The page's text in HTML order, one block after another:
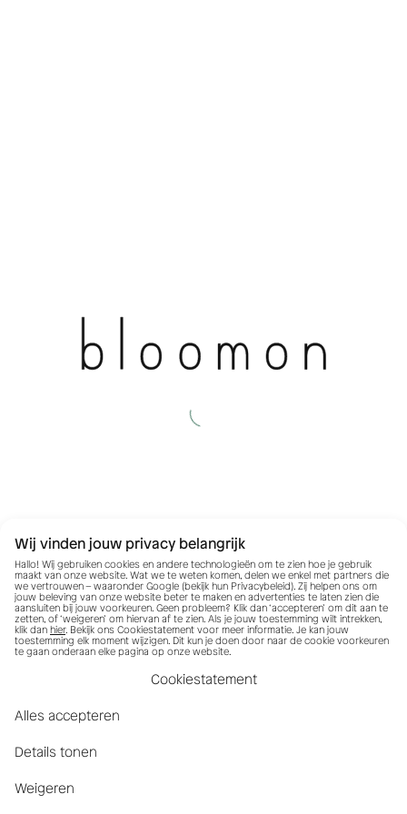
Wij vinden jouw privacy belangrijk
Hallo! Wij gebruiken cookies en andere technologieën om te zien hoe je gebruik
maakt van onze website. Wat we te weten komen, delen we enkel met partners die
we vertrouwen – waaronder Google (bekijk hun Privacybeleid). Zij helpen ons om
jouw beleving van onze website beter te maken en advertenties te laten zien die
aansluiten bij jouw voorkeuren. Geen probleem? Klik dan ‘accepteren’ om dit aan te
zetten, of ‘weigeren’ om hiervan af te zien. Als je jouw toestemming wilt intrekken,
klik dan hier. Bekijk ons Cookiestatement voor meer informatie. Je kan jouw
toestemming elk moment wijzigen. Dit kun je doen door naar de cookie voorkeuren
te gaan onderaan elke pagina op onze website.
Cookiestatement
Alles accepteren
Details tonen
Weigeren